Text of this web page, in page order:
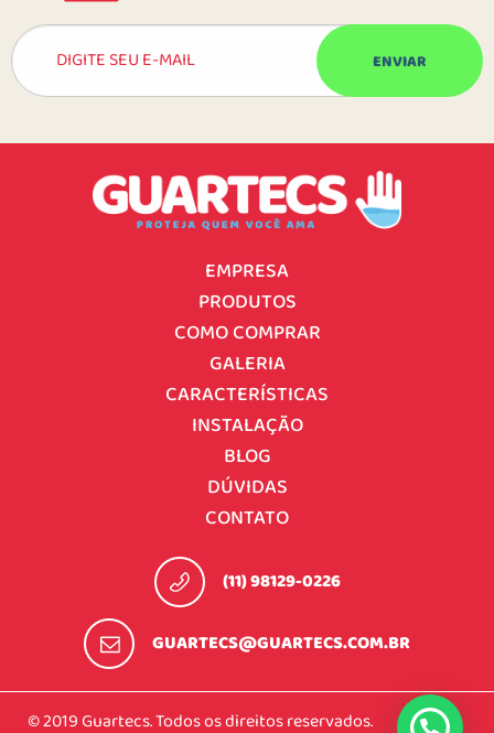
EMPRESA
PRODUTOS
COMO COMPRAR
GALERIA
CARACTERÍSTICAS
INSTALAÇÃO
BLOG
DÚVIDAS
CONTATO
(11) 98129-0226
GUARTECS@GUARTECS.COM.BR
© 2019 Guartecs. Todos os direitos reservados.